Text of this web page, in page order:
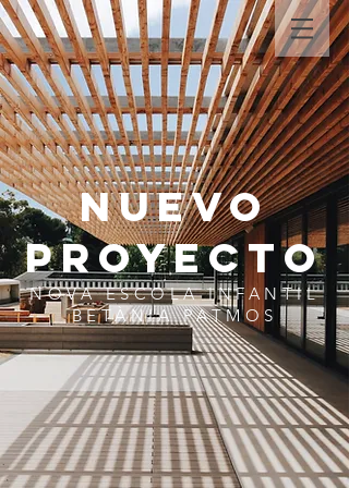
NUEVO
PROYECTO
NOVA ESCOLA INFANTIL
BETÀNIA PATMOS